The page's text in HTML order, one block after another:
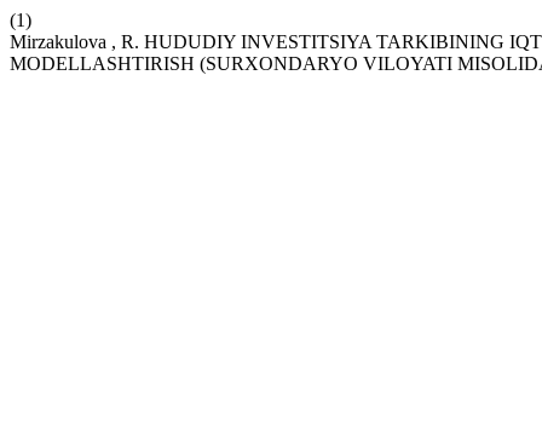
(1)
Mirzakulova , R. HUDUDIY INVESTITSIYA TARKIBINING
MODELLASHTIRISH (SURXONDARYO VILOYATI